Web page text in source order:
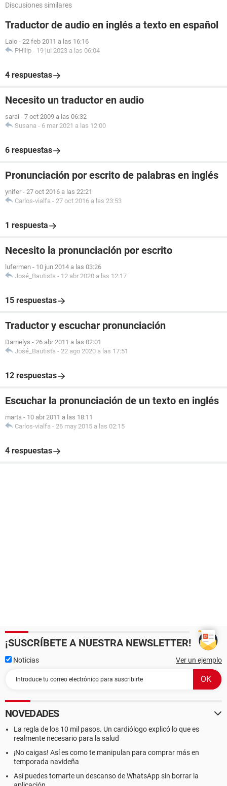
Discusiones similares
Traductor de audio en inglés a texto en español
Lalo - 22 feb 2011 a las 16:16
PHilip - 19 jul 2023 a las 06:04
4 respuestas
Necesito un traductor en audio
sarai - 7 oct 2009 a las 06:32
Susana - 6 mar 2021 a las 12:00
6 respuestas
Pronunciación por escrito de palabras en inglés
ynifer - 27 oct 2016 a las 22:21
Carlos-vialfa - 27 oct 2016 a las 23:53
1 respuesta
Necesito la pronunciación por escrito
lufermen - 10 jun 2014 a las 03:26
José_Bautista - 12 abr 2020 a las 12:17
15 respuestas
Traductor y escuchar pronunciación
Damelys - 26 abr 2011 a las 02:01
José_Bautista - 22 ago 2020 a las 17:51
12 respuestas
Escuchar la pronunciación de un texto en inglés
marta - 10 abr 2011 a las 18:11
Carlos-vialfa - 26 may 2015 a las 02:15
4 respuestas
¡SUSCRÍBETE A NUESTRA NEWSLETTER!
Noticias Ver un ejemplo
NOVEDADES
La regla de los 10 mil pasos. Un cardiólogo explicó lo que es
realmente necesario para la salud
¡No caigas! Así es como te manipulan para comprar más en
temporada navideña
Así puedes tomarte un descanso de WhatsApp sin borrar la